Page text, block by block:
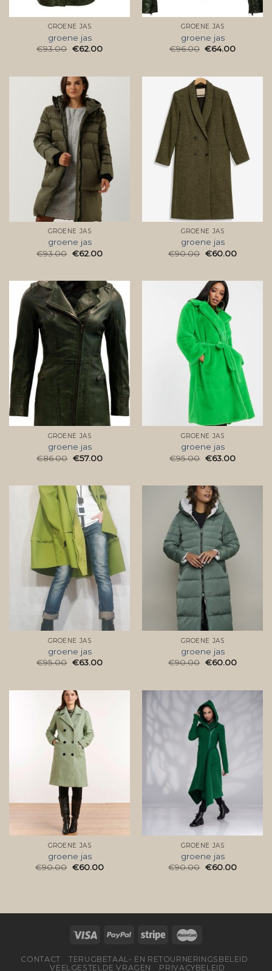
GROENE JAS
groene jas
€93.00 €62.00
GROENE JAS
groene jas
€96.00 €64.00
GROENE JAS
groene jas
€93.00 €62.00
GROENE JAS
groene jas
€90.00 €60.00
GROENE JAS
groene jas
€86.00 €57.00
GROENE JAS
groene jas
€95.00 €63.00
GROENE JAS
groene jas
€95.00 €63.00
GROENE JAS
groene jas
€90.00 €60.00
GROENE JAS
groene jas
€90.00 €60.00
GROENE JAS
groene jas
€90.00 €60.00
CONTACT
TERUGBETAAL- EN RETOURNERINGSBELEID
VEELGESTELDE VRAGEN
PRIVACYBELEID